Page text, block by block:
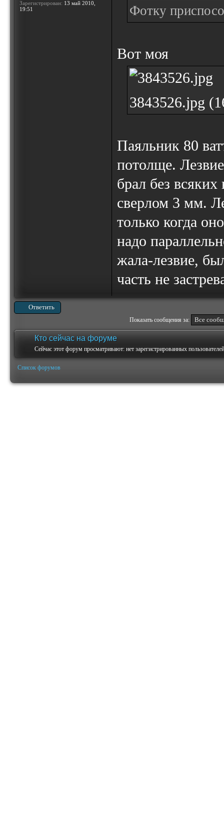
Зарегистрирован: 13 май 2010,
19:51
Фотку
Вот моя
3843526.jpg
Паяльник 80
потолще.
брал без
сверлом 3 мм.
только когда
надо
жала-лезвие,
часть не
Ответить
Показать сообщения за:
Кто сейчас на форуме
Сейчас этот форум просматривают: нет зарегистрированных
Список форумов